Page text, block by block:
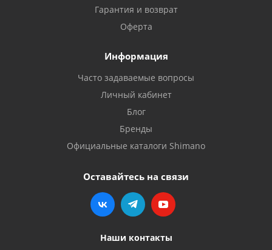
Гарантия и возврат
Оферта
Информация
Часто задаваемые вопросы
Личный кабинет
Блог
Бренды
Официальные каталоги Shimano
Оставайтесь на связи
Наши контакты